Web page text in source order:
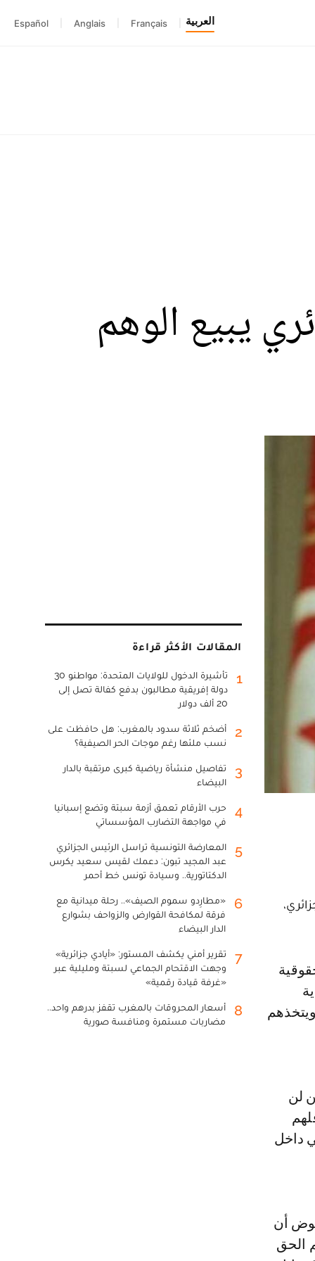
العربية Français
Anglais
Español
يبيع الوهم
لن
داخل
أن
الحق
المقالات الأكثر قراءة
1
تأشيرة الدخول للولايات المتحدة: مواطنو 30
دولة إفريقية مطالبون بدفع كفالة تصل إلى
20 ألف دولار
2
أضخم ثلاثة سدود بالمغرب: هل حافظت على
نسب ملئها رغم موجات الحر الصيفية؟
3
تفاصيل منشأة رياضية كبرى مرتقبة بالدار
البيضاء
4
حرب الأرقام تعمق أزمة سبتة وتضع إسبانيا
في مواجهة التضارب المؤسساتي
5
المعارضة التونسية تراسل الرئيس الجزائري
عبد المجيد تبون: دعمك لقيس سعيد يكرس
الدكتاتورية.. وسيادة تونس خط أحمر
6
«مطارِدو سموم الصيف».. رحلة ميدانية مع
فرقة لمكافحة القوارض والزواحف بشوارع
الدار البيضاء
7
تقرير أمني يكشف المستور: «أيادي جزائرية»
وجهت الاقتحام الجماعي لسبتة ومليلية عبر
«غرفة قيادة رقمية»
8
أسعار المحروقات بالمغرب تقفز بدرهم واحد..
مضاربات مستمرة ومنافسة صورية